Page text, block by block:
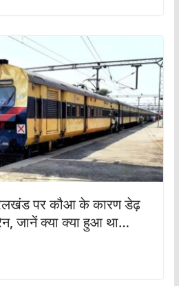
पर कौआ के कारण डेढ़
जानें क्या क्या हुआ था…